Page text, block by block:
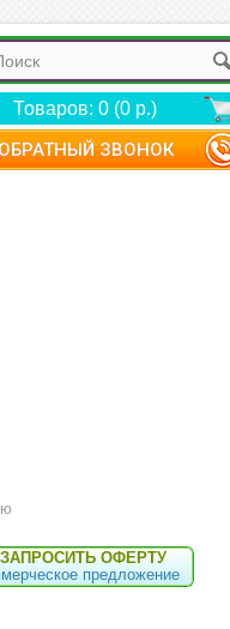
ЗВОНОК
Товаров: 0 (0 р.)
ЗАПРОСИТЬ ОФЕРТУ
предложение